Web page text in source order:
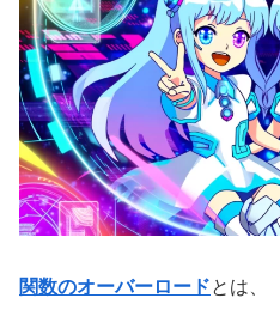
関数のオーバーロードとは、